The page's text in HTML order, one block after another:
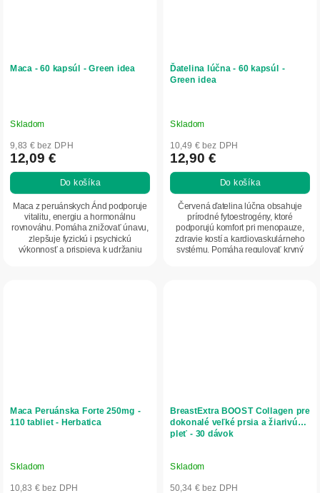
Maca - 60 kapsúl - Green idea
Skladom
9,83 € bez DPH
12,09 €
Do košíka
Maca z peruánskych Ánd podporuje
vitalitu, energiu a hormonálnu
rovnováhu. Pomáha znižovať únavu,
zlepšuje fyzickú i psychickú
výkonnosť a prispieva k udržaniu
Ďatelina lúčna - 60 kapsúl -
Green idea
Skladom
10,49 € bez DPH
12,90 €
Do košíka
Červená ďatelina lúčna obsahuje
prírodné fytoestrogény, ktoré
podporujú komfort pri menopauze,
zdravie kostí a kardiovaskulárneho
systému. Pomáha regulovať krvný
Maca Peruánska Forte 250mg -
110 tabliet - Herbatica
Skladom
10,83 € bez DPH
BreastExtra BOOST Collagen pre
dokonalé veľké prsia a žiarivú
pleť - 30 dávok
Skladom
50,34 € bez DPH